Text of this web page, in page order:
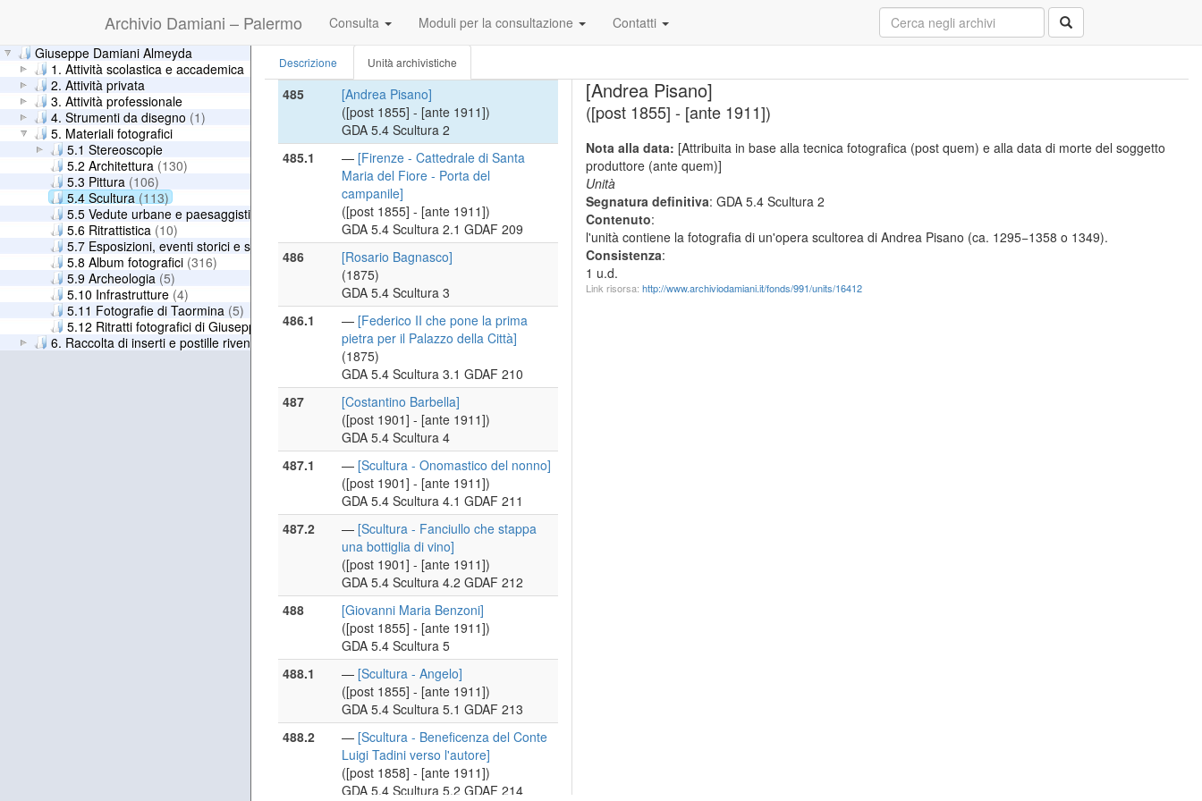
Archivio Damiani – Palermo Consulta Moduli per la consultazione
Contatti
Giuseppe Damiani Almeyda
1. Attività scolastica e accademica
2. Attività privata
3. Attività professionale
4. Strumenti da disegno (1)
5. Materiali fotografici
5.1 Stereoscopie
5.2 Architettura (130)
5.3 Pittura (106)
5.4 Scultura (113)
5.5 Vedute urbane e paesaggistiche
5.6 Ritrattistica (10)
5.7 Esposizioni, eventi storici e scene di genere (15)
5.8 Album fotografici (316)
5.9 Archeologia (5)
5.10 Infrastrutture (4)
5.11 Fotografie di Taormina (5)
5.12 Ritratti fotografici di Giuseppe Damiani Almeyda (10)
6. Raccolta di inserti e postille rivenuti nei libri
Descrizione Unità archivistiche
femminile di profilo]
([post 1880] - [ante 1911])
GDA 5.4 Scultura 1.23 GDAF 208
485
[Andrea Pisano]
([post 1855] - [ante 1911])
GDA 5.4 Scultura 2
485.1
— [Firenze - Cattedrale di Santa
Maria del Fiore - Porta del
campanile]
([post 1855] - [ante 1911])
GDA 5.4 Scultura 2.1 GDAF 209
486
[Rosario Bagnasco]
(1875)
GDA 5.4 Scultura 3
486.1
— [Federico II che pone la prima
pietra per il Palazzo della Città]
(1875)
GDA 5.4 Scultura 3.1 GDAF 210
487
[Costantino Barbella]
([post 1901] - [ante 1911])
GDA 5.4 Scultura 4
487.1
— [Scultura - Onomastico del nonno]
([post 1901] - [ante 1911])
GDA 5.4 Scultura 4.1 GDAF 211
487.2
— [Scultura - Fanciullo che stappa
una bottiglia di vino]
([post 1901] - [ante 1911])
GDA 5.4 Scultura 4.2 GDAF 212
488
[Giovanni Maria Benzoni]
([post 1855] - [ante 1911])
GDA 5.4 Scultura 5
488.1
— [Scultura - Angelo]
([post 1855] - [ante 1911])
GDA 5.4 Scultura 5.1 GDAF 213
488.2
— [Scultura - Beneficenza del Conte
Luigi Tadini verso l'autore]
([post 1858] - [ante 1911])
GDA 5.4 Scultura 5.2 GDAF 214
[Andrea Pisano]
([post 1855] - [ante 1911])
Nota alla data: [Attribuita in base alla tecnica fotografica (post quem) e alla data di morte del soggetto
produttore (ante quem)]
Unità
Segnatura definitiva: GDA 5.4 Scultura 2
Contenuto:
l'unità contiene la fotografia di un'opera scultorea di Andrea Pisano (ca. 1295−1358 o 1349).
Consistenza:
1 u.d.
Link risorsa:http://www.archiviodamiani.it/fonds/991/units/16412